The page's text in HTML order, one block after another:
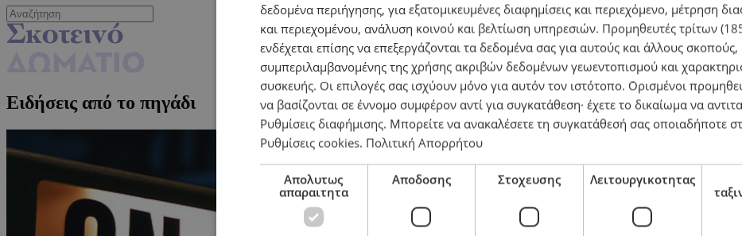
Ειδήσεις από το πηγάδι
δεδομένα περιήγησης, για εξατομικευμένες διαφημίσεις και περιεχόμενο, μέτρηση
και περιεχομένου, ανάλυση κοινού και βελτίωση υπηρεσιών. Προμηθευτές τρίτων
ενδέχεται επίσης να επεξεργάζονται τα δεδομένα σας για αυτούς και άλλους σκοπούς,
συμπεριλαμβανομένης της χρήσης ακριβών δεδομένων γεωεντοπισμού και
συσκευής. Οι επιλογές σας ισχύουν μόνο για αυτόν τον ιστότοπο. Ορισμένοι
να βασίζονται σε έννομο συμφέρον αντί για συγκατάθεση· έχετε το δικαίωμα να
Ρυθμίσεις διαφήμισης. Μπορείτε να ανακαλέσετε τη συγκατάθεσή σας οποιαδήποτε
Ρυθμίσεις cookies. Πολιτική Απορρήτου
Απολυτως
απαραιτητα
Αποδοσης Στοχευσης Λειτουργικοτητας